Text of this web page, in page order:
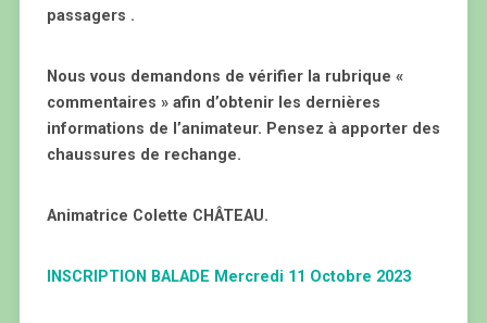
passagers .
Nous vous demandons de vérifier la rubrique «
commentaires » afin d’obtenir les dernières
informations de l’animateur. Pensez à apporter des
chaussures de rechange.
Animatrice Colette CHÂTEAU.
INSCRIPTION BALADE Mercredi 11 Octobre 2023